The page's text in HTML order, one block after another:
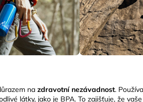
na zdravotní nezávadnost.
látky, jako je BPA. To zajišťuje, že